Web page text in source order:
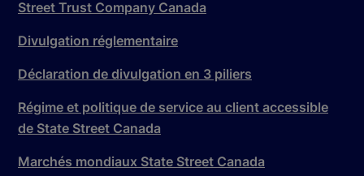
Street Trust Company Canada
Divulgation réglementaire
Déclaration de divulgation en 3 piliers
Régime et politique de service au client accessible
de State Street Canada
Marchés mondiaux State Street Canada